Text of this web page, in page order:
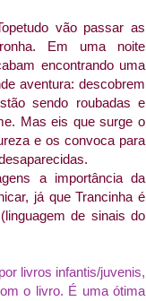
vão passar as
Em uma noite
encontrando uma
aventura: descobrem
sendo roubadas e
Mas eis que surge o
e os convoca para
a importância da
já que Trancinha é
de sinais do
livros infantis/juvenis,
o livro. É uma ótima